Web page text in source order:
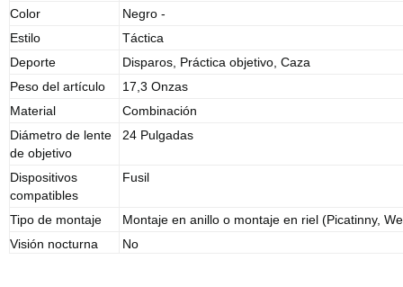
Color
Negro -
Estilo
Táctica
Deporte
Disparos, Práctica objetivo, Caza
Peso del artículo
17,3 Onzas
Material
Combinación
Diámetro de lente
de objetivo
24 Pulgadas
Dispositivos
compatibles
Fusil
Tipo de montaje
Montaje en anillo o montaje en riel (Picatinny,
Visión nocturna
No